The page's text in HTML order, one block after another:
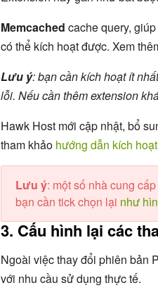
Memcached cache query,
có thể kích hoạt được. Xem
Lưu ý: bạn cần kích hoạt ít
lỗi. Nếu cần thêm extension
Hawk Host mới cập nhật, bổ
tham khảo hướng dẫn kích
Lưu ý: một số nhà cung
bạn cần tick chọn lại như
3. Cấu hình lại các
Ngoài việc thay đổi phiên bản
với nhu cầu sử dụng thực tế.